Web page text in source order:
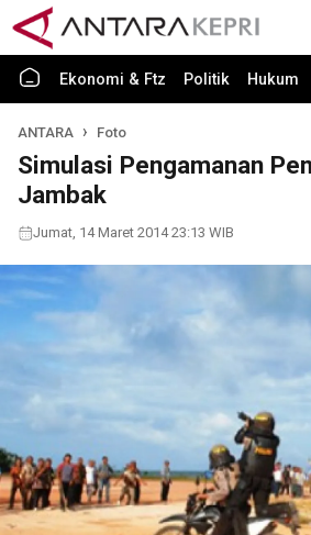
Ekonomi & Ftz Politik Hukum
ANTARA Foto
Simulasi Pengamanan
Jambak
Jumat, 14 Maret 2014 23:13 WIB